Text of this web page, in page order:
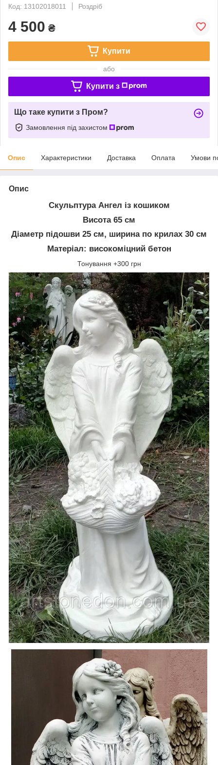
Код: 13102018011
Роздріб
4 500 ₴
Купити
або
Купити з
Що таке купити з Пром?
Замовлення під захистом
Опис Характеристики Доставка Оплата Умови
Опис
Скульптура Ангел із кошиком
Висота 65 см
Діаметр підошви 25 см, ширина по крилах 30 см
Матеріал: високоміцний бетон
Тонування +300 грн